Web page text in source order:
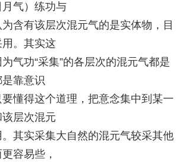
月气）练功与
含有该层次混元气的是实体物，目
。其实这
气功“采集”的各层次的混元气都是
靠意识
懂得这个道理，把意念集中到某一
层次混元
其实采集大自然的混元气较采其他
容易些，